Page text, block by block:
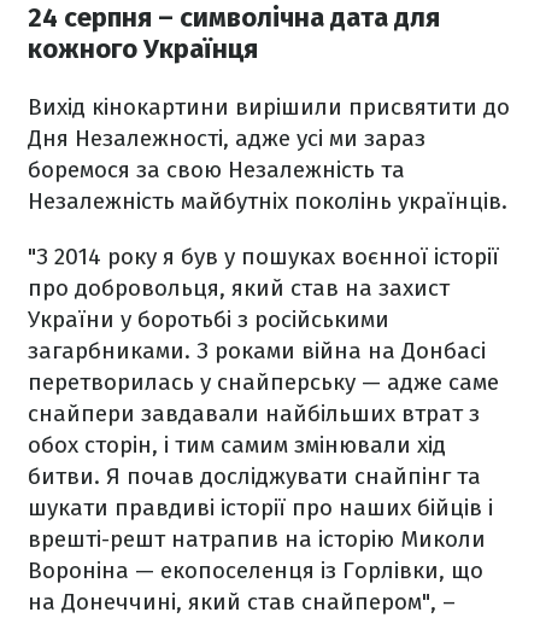
24 серпня – символічна дата для
кожного Українця
Вихід кінокартини вирішили присвятити до
Дня Незалежності, адже усі ми зараз
боремося за свою Незалежність та
Незалежність майбутніх поколінь українців.
"З 2014 року я був у пошуках воєнної історії
про добровольця, який став на захист
України у боротьбі з російськими
загарбниками. З роками війна на Донбасі
перетворилась у снайперську — адже саме
снайпери завдавали найбільших втрат з
обох сторін, і тим самим змінювали хід
битви. Я почав досліджувати снайпінг та
шукати правдиві історії про наших бійців і
врешті-решт натрапив на історію Миколи
Вороніна — екопоселенця із Горлівки, що
на Донеччині, який став снайпером", –